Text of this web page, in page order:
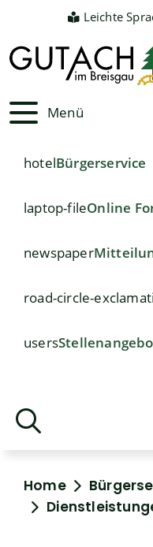
Leichte
Menü
hotelBürgerservice
laptop-fileOnline
newspaper
road-circle-
users
Home